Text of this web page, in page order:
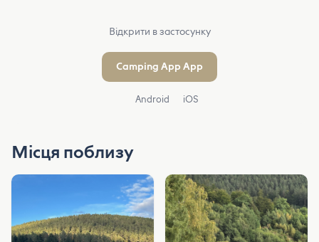
Відкрити в застосунку
Camping App App
Android iOS
Місця поблизу